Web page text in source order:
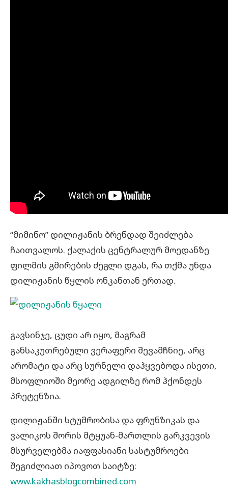
“მიმინო” დილიჟანის ბრენდად შეიძლება
ჩაითვალოს. ქალაქის ცენტრალურ მოედანზე
ფილმის გმირების ძეგლი დგას, რა თქმა უნდა
დილიჟანის წყლის ონკანთან ერთად.
გავსინჯე, ცუდი არ იყო, მაგრამ
განსაკუთრებული ვერაფერი შევამჩნიე, არც
არომატი და არც სურნელი დაჰყვებოდა ისეთი,
მსოფლიოში მეორე ადგილზე რომ ჰქონდეს
პრეტენზია.
დილიჟანში სტუმრობისა და ფრუნზიკას და
ვალიკოს შორის მტყუან-მართლის გარკვევის
მსურველებმა იაფფასიანი სასტუმროები
შეგიძლიათ იპოვოთ საიტზე:
www.kakhasblogcombined.com